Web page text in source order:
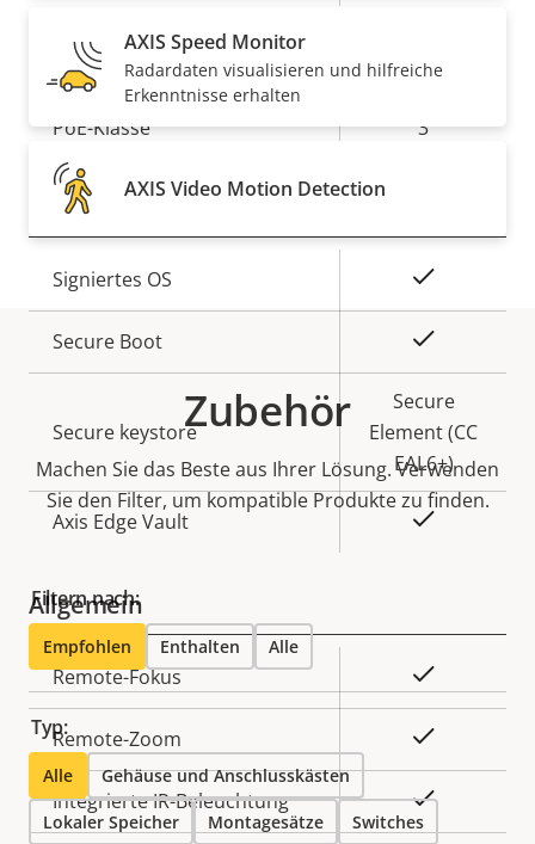
Netzwerk
Eigentumsbeschreibung Eigentumswert
PoE-Klasse 3
Security
Eigentumsbeschreibung Eigentumswert
Signiertes OS
Secure Boot
Secure keystore
Secure
Element (CC
EAL6+)
Axis Edge Vault
Allgemein
Eigentumsbeschreibung Eigentumswert
Remote-Fokus
Remote-Zoom
Integrierte IR-Beleuchtung Ja
AXIS Speed Monitor
Radardaten visualisieren und hilfreiche
Erkenntnisse erhalten
AXIS Video Motion Detection
Zubehör
Machen Sie das Beste aus Ihrer Lösung. Verwenden
Sie den Filter, um kompatible Produkte zu finden.
Filtern nach:
Empfohlen Enthalten Alle
Typ:
Alle Gehäuse und Anschlusskästen
Lokaler Speicher Montagesätze Switches